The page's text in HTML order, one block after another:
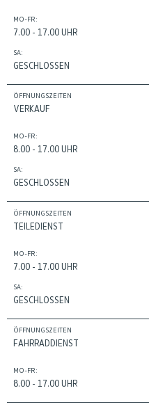
MO-FR:
7.00 - 17.00 UHR
SA:
GESCHLOSSEN
ÖFFNUNGSZEITEN
VERKAUF
MO-FR:
8.00 - 17.00 UHR
SA:
GESCHLOSSEN
ÖFFNUNGSZEITEN
TEILEDIENST
MO-FR:
7.00 - 17.00 UHR
SA:
GESCHLOSSEN
ÖFFNUNGSZEITEN
FAHRRADDIENST
MO-FR:
8.00 - 17.00 UHR